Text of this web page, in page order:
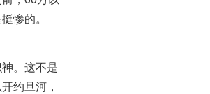
惨的。
。这不是
约旦河，